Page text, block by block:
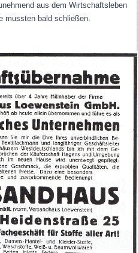
aus dem Wirtschaftsleben
mussten bald schließen.